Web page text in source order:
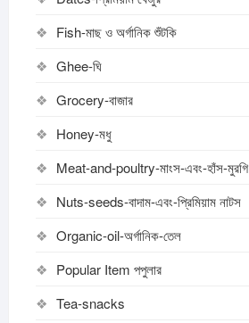
Fish-মাছ ও অর্গানিক শুঁটকি
Ghee-ঘি
Grocery-বাজার
Honey-মধু
Meat-and-poultry-মাংস-এবং-হাঁস-মুরগি
Nuts-seeds-বাদাম-এবং-প্রিমিয়াম নাটস
Organic-oil-অর্গানিক-তেল
Popular Item পপুলার
Tea-snacks